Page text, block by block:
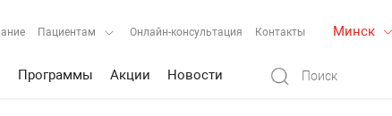
Пациентам Онлайн-консультация Контакты Минск
Программы Акции Новости